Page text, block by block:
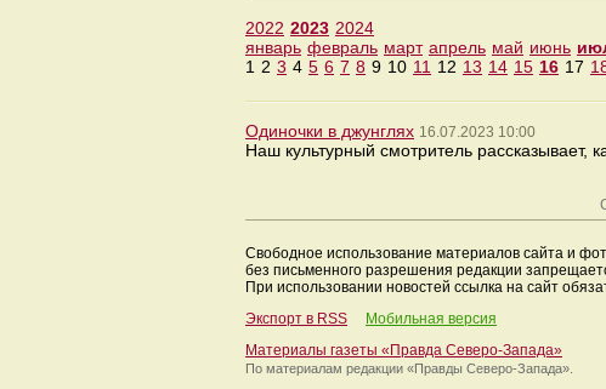
2022 2023 2024
январь февраль март апрель май июнь
1 2 3 4 5 6 7 8 9 10 11 12 13 14 15 16 17
Одиночки в джунглях 16.07.2023 10:00
Наш культурный смотритель рассказывает,
Свободное использование материалов сайта и
без письменного разрешения редакции
При использовании новостей ссылка на сайт
Экспорт в RSS
Мобильная версия
Материалы газеты «Правда Северо-Запада»
По материалам редакции «Правды Северо-Запада».